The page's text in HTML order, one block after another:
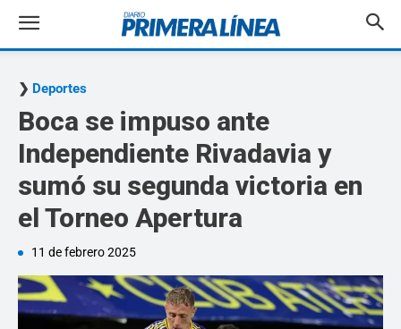
Deportes
Boca se impuso ante
Independiente Rivadavia y
sumó su segunda victoria en
el Torneo Apertura
11 de febrero 2025